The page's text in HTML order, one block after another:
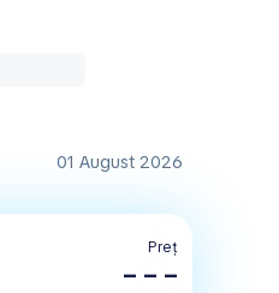
01 August 2026
Preț
– – –